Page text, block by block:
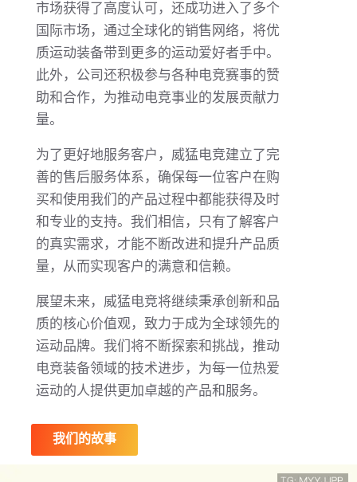
市场获得了高度认可，还成功进入了多个
国际市场，通过全球化的销售网络，将优
质运动装备带到更多的运动爱好者手中。
此外，公司还积极参与各种电竞赛事的赞
助和合作，为推动电竞事业的发展贡献力
量。
为了更好地服务客户，威猛电竞建立了完
善的售后服务体系，确保每一位客户在购
买和使用我们的产品过程中都能获得及时
和专业的支持。我们相信，只有了解客户
的真实需求，才能不断改进和提升产品质
量，从而实现客户的满意和信赖。
展望未来，威猛电竞将继续秉承创新和品
质的核心价值观，致力于成为全球领先的
运动品牌。我们将不断探索和挑战，推动
电竞装备领域的技术进步，为每一位热爱
运动的人提供更加卓越的产品和服务。
我们的故事